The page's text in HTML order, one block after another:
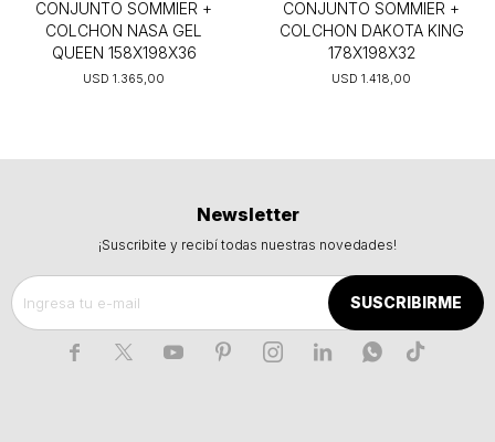
CONJUNTO SOMMIER +
COLCHON NASA GEL
QUEEN 158X198X36
USD 1.365,00
CONJUNTO SOMMIER +
COLCHON DAKOTA KING
178X198X32
USD 1.418,00
Newsletter
¡Suscribite y recibí todas nuestras novedades!
SUSCRIBIRME
      